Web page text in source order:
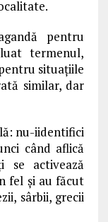
pentru
termenul,
situațiile
similar, dar
nu-iidentifici
când aflică
activează
fel și au făcut
sârbii, grecii